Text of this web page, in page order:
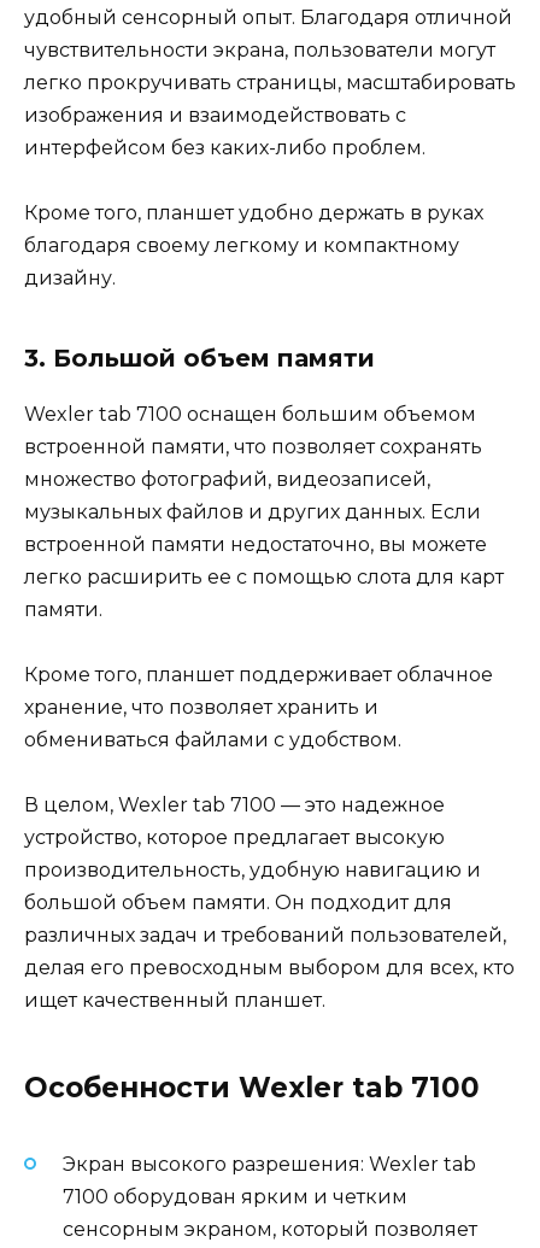
удобный сенсорный опыт. Благодаря отличной
чувствительности экрана, пользователи могут
легко прокручивать страницы, масштабировать
изображения и взаимодействовать с
интерфейсом без каких-либо проблем.
Кроме того, планшет удобно держать в руках
благодаря своему легкому и компактному
дизайну.
3. Большой объем памяти
Wexler tab 7100 оснащен большим объемом
встроенной памяти, что позволяет сохранять
множество фотографий, видеозаписей,
музыкальных файлов и других данных. Если
встроенной памяти недостаточно, вы можете
легко расширить ее с помощью слота для карт
памяти.
Кроме того, планшет поддерживает облачное
хранение, что позволяет хранить и
обмениваться файлами с удобством.
В целом, Wexler tab 7100 — это надежное
устройство, которое предлагает высокую
производительность, удобную навигацию и
большой объем памяти. Он подходит для
различных задач и требований пользователей,
делая его превосходным выбором для всех, кто
ищет качественный планшет.
Особенности Wexler tab 7100
Экран высокого разрешения: Wexler tab
7100 оборудован ярким и четким
сенсорным экраном, который позволяет